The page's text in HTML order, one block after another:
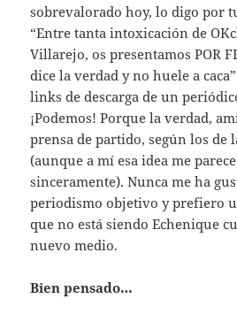
sobrevalorado hoy, lo digo por
“Entre tanta intoxicación de
Villarejo, os presentamos POR
dice la verdad y no huele a
links de descarga de un
¡Podemos! Porque la verdad,
prensa de partido, según los de
(aunque a mí esa idea me
sinceramente). Nunca me ha
periodismo objetivo y prefiero
que no está siendo Echenique
nuevo medio.
Bien pensado…